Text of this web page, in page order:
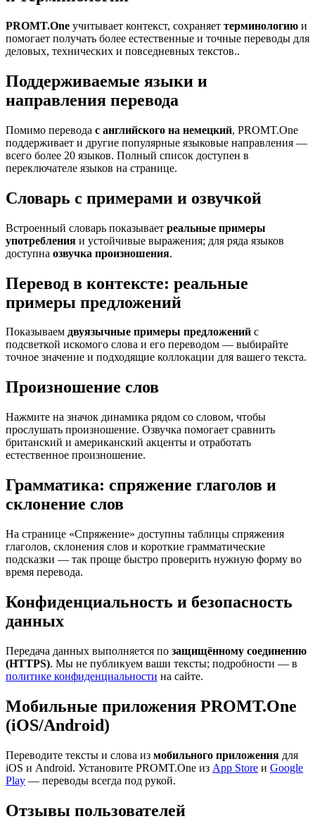
PROMT.One учитывает контекст, сохраняет терминологию и
помогает получать более естественные и точные переводы для
деловых, технических и повседневных текстов..
Поддерживаемые языки и
направления перевода
Помимо перевода с английского на немецкий, PROMT.One
поддерживает и другие популярные языковые направления —
всего более 20 языков. Полный список доступен в
переключателе языков на странице.
Словарь с примерами и озвучкой
Встроенный словарь показывает реальные примеры
употребления и устойчивые выражения; для ряда языков
доступна озвучка произношения.
Перевод в контексте: реальные
примеры предложений
Показываем двуязычные примеры предложений с
подсветкой искомого слова и его переводом — выбирайте
точное значение и подходящие коллокации для вашего текста.
Произношение слов
Нажмите на значок динамика рядом со словом, чтобы
прослушать произношение. Озвучка помогает сравнить
британский и американский акценты и отработать
естественное произношение.
Грамматика: спряжение глаголов и
склонение слов
На странице «Спряжение» доступны таблицы спряжения
глаголов, склонения слов и короткие грамматические
подсказки — так проще быстро проверить нужную форму во
время перевода.
Конфиденциальность и безопасность
данных
Передача данных выполняется по защищённому соединению
(HTTPS). Мы не публикуем ваши тексты; подробности — в
политике конфиденциальности на сайте.
Мобильные приложения PROMT.One
(iOS/Android)
Переводите тексты и слова из мобильного приложения для
iOS и Android. Установите PROMT.One из App Store и Google
Play — переводы всегда под рукой.
Отзывы пользователей